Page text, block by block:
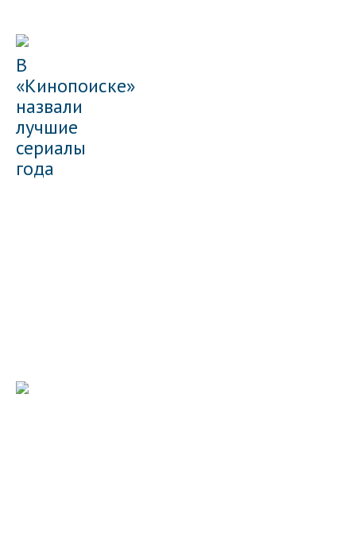
В
«Кинопоиске»
назвали
лучшие
сериалы
года